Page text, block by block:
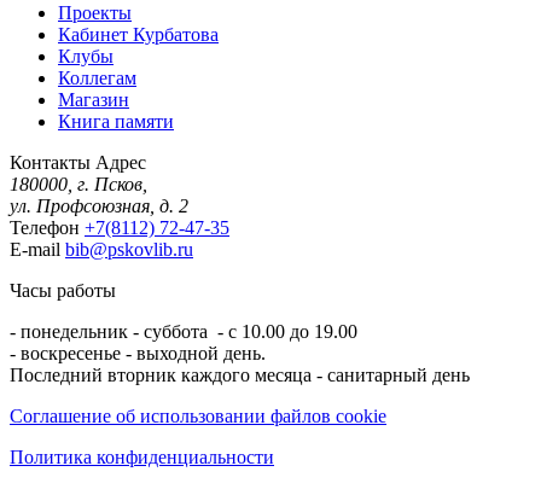
Проекты
Кабинет Курбатова
Клубы
Коллегам
Магазин
Книга памяти
Контакты Адрес
180000, г. Псков,
ул. Профсоюзная, д. 2
Телефон +7(8112) 72-47-35
E-mail bib@pskovlib.ru
Часы работы
- понедельник - суббота - с 10.00 до 19.00
- воскресенье - выходной день.
Последний вторник каждого месяца - санитарный день
Соглашение об использовании файлов cookie
Политика конфиденциальности